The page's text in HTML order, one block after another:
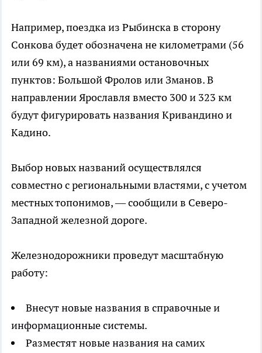
Например, поездка из Рыбинска в сторону
Сонкова будет обозначена не километрами (56
или 69 км), а названиями остановочных
пунктов: Большой Фролов или Зманов. В
направлении Ярославля вместо 300 и 323 км
будут фигурировать названия Кривандино и
Кадино.
Выбор новых названий осуществлялся
совместно с региональными властями, с учетом
местных топонимов, — сообщили в Северо-
Западной железной дороге.
Железнодорожники проведут масштабную
работу:
Внесут новые названия в справочные и
информационные системы.
Разместят новые названия на самих